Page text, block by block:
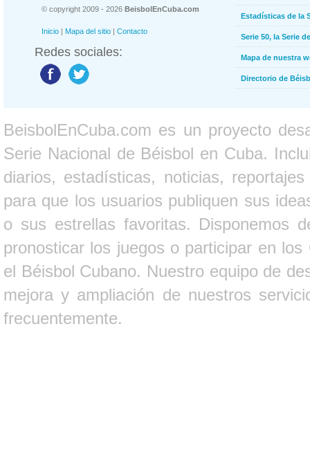
© copyright 2009 - 2026 BeisbolEnCuba.com
Inicio | Mapa del sitio | Contacto
Redes sociales:
Estadísticas de la
Serie 50, la Serie
Mapa de nuestra
Directorio de
BeisbolEnCuba.com es un proyecto
Serie Nacional de Béisbol en Cuba.
diarios, estadísticas, noticias,
para que los usuarios publiquen sus
o sus estrellas favoritas. Disponemos
pronosticar los juegos o participar en
el Béisbol Cubano. Nuestro equipo de
mejora y ampliación de nuestros
frecuentemente.